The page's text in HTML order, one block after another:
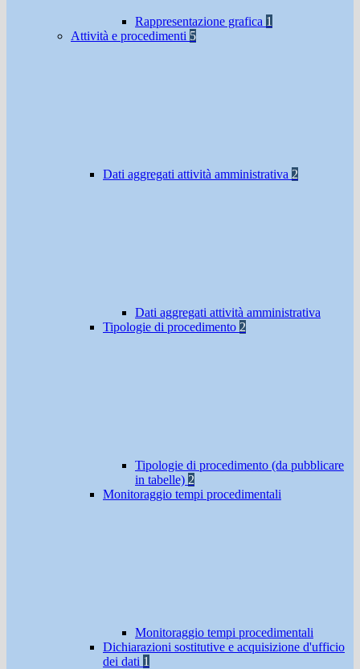
Rappresentazione grafica 1
Attività e procedimenti 5
Dati aggregati attività amministrativa 2
Dati aggregati attività amministrativa
Tipologie di procedimento 2
Tipologie di procedimento (da pubblicare
in tabelle) 2
Monitoraggio tempi procedimentali
Monitoraggio tempi procedimentali
Dichiarazioni sostitutive e acquisizione d'ufficio
dei dati 1